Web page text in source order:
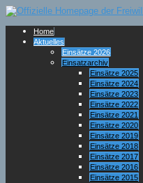
Home
Aktuelles
Einsätze 2026
Einsatzarchiv
Einsätze 2025
Einsätze 2024
Einsätze 2023
Einsätze 2022
Einsätze 2021
Einsätze 2020
Einsätze 2019
Einsätze 2018
Einsätze 2017
Einsätze 2016
Einsätze 2015